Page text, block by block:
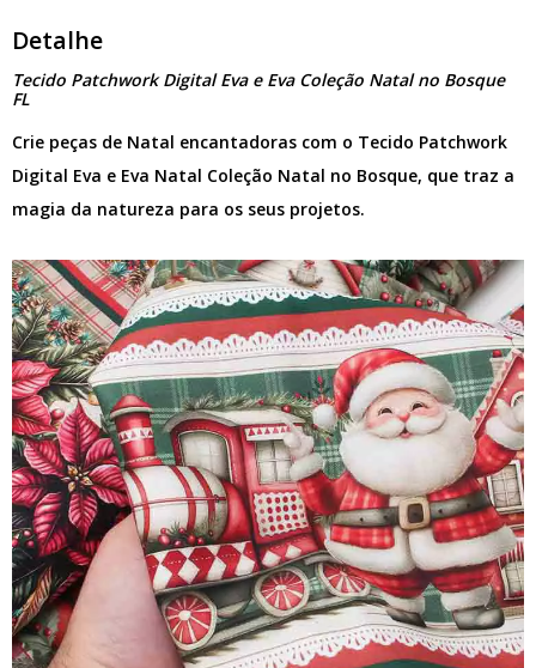
Detalhe
Tecido Patchwork Digital Eva e Eva Coleção Natal no Bosque
FL
Crie peças de Natal encantadoras com o Tecido Patchwork
Digital Eva e Eva Natal Coleção Natal no Bosque, que traz a
magia da natureza para os seus projetos.